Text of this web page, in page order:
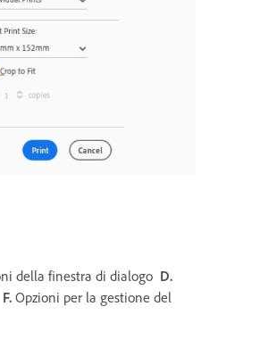
della finestra di dialogo D.
F. Opzioni per la gestione del